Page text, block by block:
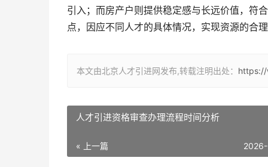
引入；而房产户则提供稳定感与长远价值，符
点，因应不同人才的具体情况，实现资源的合
本文由北京人才引进网发布,转载注明出处： https://
人才引进资格审查办理流程时间分析
« 上一篇